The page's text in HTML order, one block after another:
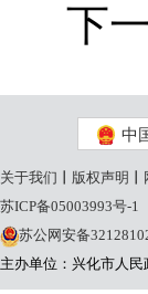
下
中
关于我们 版权声明
苏ICP备05003993号-1
苏公网安备
主办单位：兴化市人民